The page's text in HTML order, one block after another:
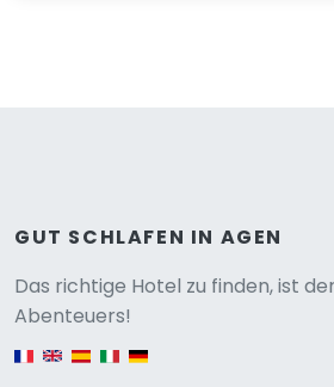
GUT SCHLAFEN IN AGEN
Das richtige Hotel zu finden, ist
Abenteuers!